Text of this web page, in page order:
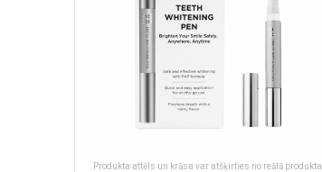
Produkta attēls un krāsa var atšķirties no reālā produkta